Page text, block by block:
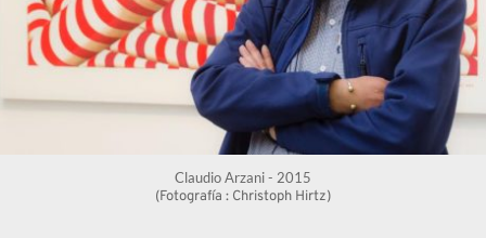
Claudio Arzani - 2015
(Fotografía : Christoph Hirtz)